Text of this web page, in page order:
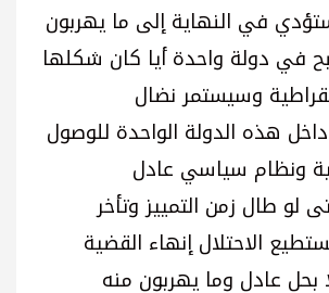
في النهاية إلى ما يهربون
في دولة واحدة أيا كان شكلها
وسيستمر نضال
هذه الدولة الواحدة للوصول
ونظام سياسي عادل
لو طال زمن التمييز وتأخر
الاحتلال إنهاء القضية
بحل عادل وما يهربون منه